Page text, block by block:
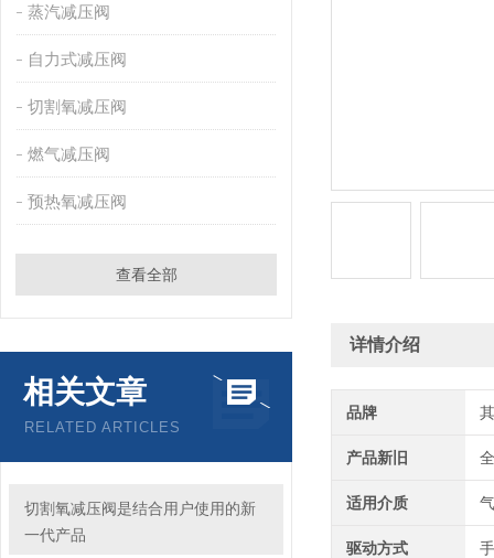
蒸汽减压阀
自力式减压阀
切割氧减压阀
燃气减压阀
预热氧减压阀
查看全部
相关文章
RELATED ARTICLES
切割氧减压阀是结合用户使用的新
一代产品
详情介绍
品牌
产品新旧
适用介质
驱动方式